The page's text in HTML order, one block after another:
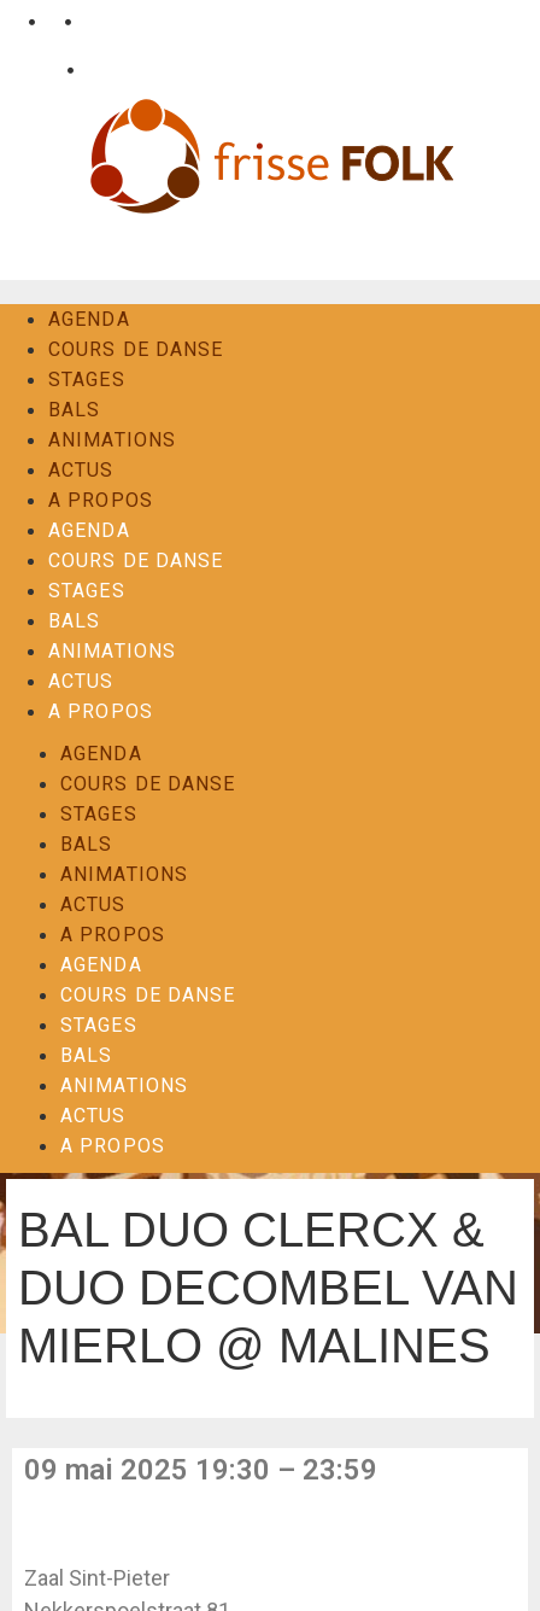
• •
•
AGENDA
COURS DE DANSE
STAGES
BALS
ANIMATIONS
ACTUS
A PROPOS
AGENDA
COURS DE DANSE
STAGES
BALS
ANIMATIONS
ACTUS
A PROPOS
AGENDA
COURS DE DANSE
STAGES
BALS
ANIMATIONS
ACTUS
A PROPOS
AGENDA
COURS DE DANSE
STAGES
BALS
ANIMATIONS
ACTUS
A PROPOS
BAL DUO CLERCX &
DUO DECOMBEL VAN
MIERLO @ MALINES
09 mai 2025 19:30 – 23:59
Zaal Sint-Pieter